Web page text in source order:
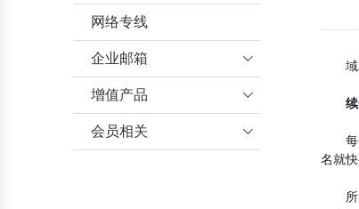
服务器托管
服务器帮助
机房介绍
海外服务器帮助
云服务器
网络专线
企业邮箱 
企业邮箱帮助
增值产品 
增值业务帮助
会员相关 
域名
续
每个
名就
所以